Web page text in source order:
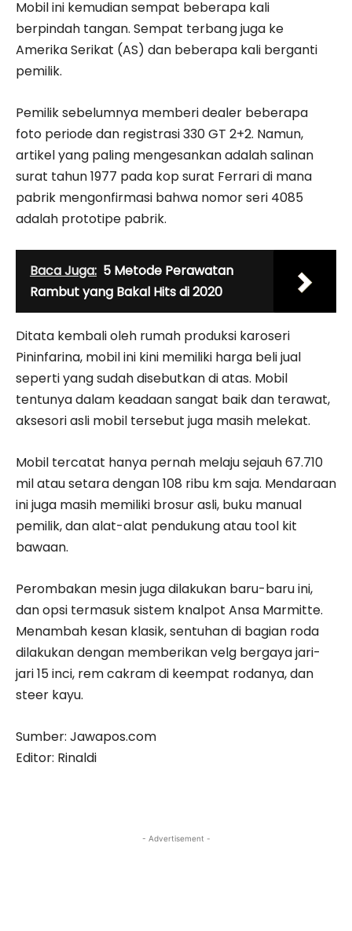
Mobil ini kemudian sempat beberapa kali
berpindah tangan. Sempat terbang juga ke
Amerika Serikat (AS) dan beberapa kali berganti
pemilik.
Pemilik sebelumnya memberi dealer beberapa
foto periode dan registrasi 330 GT 2+2. Namun,
artikel yang paling mengesankan adalah salinan
surat tahun 1977 pada kop surat Ferrari di mana
pabrik mengonfirmasi bahwa nomor seri 4085
adalah prototipe pabrik.
Baca Juga: 5 Metode Perawatan
Rambut yang Bakal Hits di 2020
Ditata kembali oleh rumah produksi karoseri
Pininfarina, mobil ini kini memiliki harga beli jual
seperti yang sudah disebutkan di atas. Mobil
tentunya dalam keadaan sangat baik dan terawat,
aksesori asli mobil tersebut juga masih melekat.
Mobil tercatat hanya pernah melaju sejauh 67.710
mil atau setara dengan 108 ribu km saja. Mendaraan
ini juga masih memiliki brosur asli, buku manual
pemilik, dan alat-alat pendukung atau tool kit
bawaan.
Perombakan mesin juga dilakukan baru-baru ini,
dan opsi termasuk sistem knalpot Ansa Marmitte.
Menambah kesan klasik, sentuhan di bagian roda
dilakukan dengan memberikan velg bergaya jari-
jari 15 inci, rem cakram di keempat rodanya, dan
steer kayu.
Sumber: Jawapos.com
Editor: Rinaldi
- Advertisement -